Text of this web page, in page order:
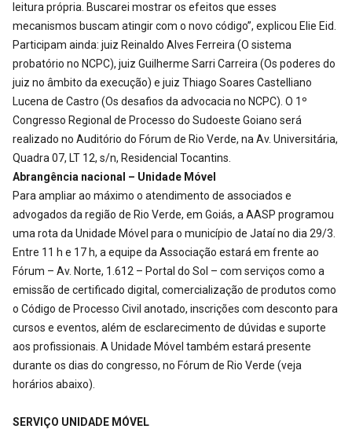
leitura própria. Buscarei mostrar os efeitos que esses
mecanismos buscam atingir com o novo código”, explicou Elie Eid.
Participam ainda: juiz Reinaldo Alves Ferreira (O sistema
probatório no NCPC), juiz Guilherme Sarri Carreira (Os poderes do
juiz no âmbito da execução) e juiz Thiago Soares Castelliano
Lucena de Castro (Os desafios da advocacia no NCPC). O 1º
Congresso Regional de Processo do Sudoeste Goiano será
realizado no Auditório do Fórum de Rio Verde, na Av. Universitária,
Quadra 07, LT 12, s/n, Residencial Tocantins.
Abrangência nacional – Unidade Móvel
Para ampliar ao máximo o atendimento de associados e
advogados da região de Rio Verde, em Goiás, a AASP programou
uma rota da Unidade Móvel para o município de Jataí no dia 29/3.
Entre 11 h e 17 h, a equipe da Associação estará em frente ao
Fórum – Av. Norte, 1.612 – Portal do Sol – com serviços como a
emissão de certificado digital, comercialização de produtos como
o Código de Processo Civil anotado, inscrições com desconto para
cursos e eventos, além de esclarecimento de dúvidas e suporte
aos profissionais. A Unidade Móvel também estará presente
durante os dias do congresso, no Fórum de Rio Verde (veja
horários abaixo).
SERVIÇO UNIDADE MÓVEL